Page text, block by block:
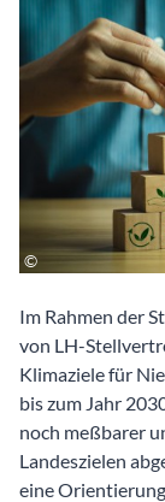
Im Rahmen der
von LH-
Klimaziele für
bis zum Jahr
noch meßbarer
Landeszielen
eine